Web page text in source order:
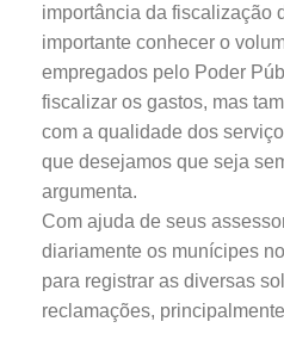
importância da fiscalização
importante conhecer o
empregados pelo Poder
fiscalizar os gastos, mas
com a qualidade dos
que desejamos que seja
argumenta.
Com ajuda de seus
diariamente os munícipes
para registrar as diversas
reclamações,